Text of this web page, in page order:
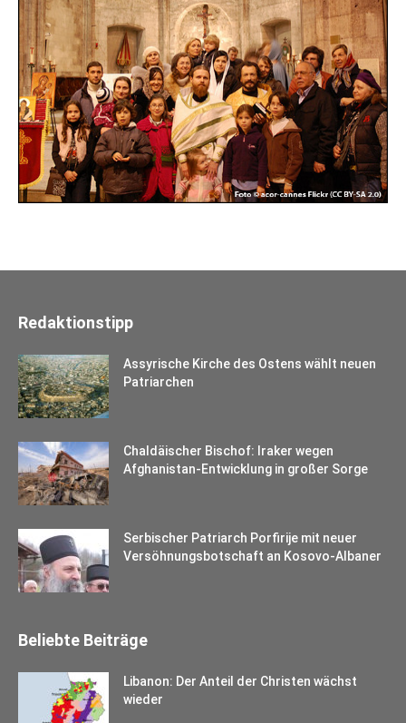
Redaktionstipp
Assyrische Kirche des Ostens wählt neuen
Patriarchen
Chaldäischer Bischof: Iraker wegen
Afghanistan-Entwicklung in großer Sorge
Serbischer Patriarch Porfirije mit neuer
Versöhnungsbotschaft an Kosovo-Albaner
Beliebte Beiträge
Libanon: Der Anteil der Christen wächst
wieder